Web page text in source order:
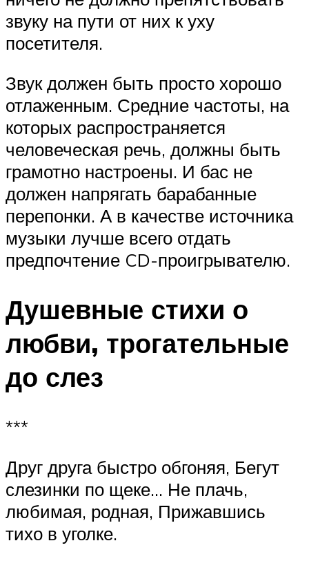
звуку на пути от них к уху
посетителя.
Звук должен быть просто хорошо
отлаженным. Средние частоты, на
которых распространяется
человеческая речь, должны быть
грамотно настроены. И бас не
должен напрягать барабанные
перепонки. А в качестве источника
музыки лучше всего отдать
предпочтение CD-проигрывателю.
Душевные стихи о
любви, трогательные
до слез
***
Друг друга быстро обгоняя, Бегут
слезинки по щеке… Не плачь,
любимая, родная, Прижавшись
тихо в уголке.